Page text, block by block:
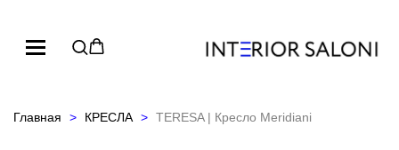
Главная КРЕСЛА TERESA | Кресло Meridiani